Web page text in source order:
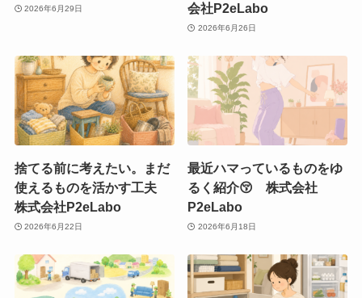
2026年6月29日
会社P2eLabo
2026年6月26日
捨てる前に考えたい。まだ
使えるものを活かす工夫
株式会社P2eLabo
2026年6月22日
最近ハマっているものをゆ
るく紹介😚 株式会社
P2eLabo
2026年6月18日